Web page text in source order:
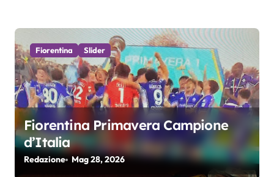
Fiorentina Slider
Fiorentina Primavera Campione
d’Italia
Redazione Mag 28, 2026